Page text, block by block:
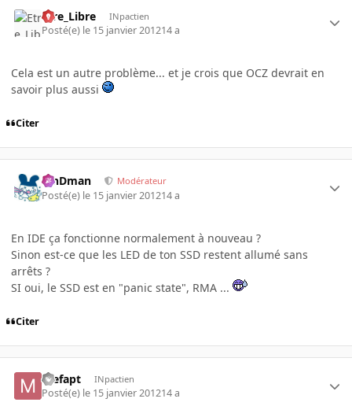
Etre_Libre INpactien
Posté(e) le 15 janvier 201214 a
Cela est un autre problème... et je crois que OCZ devrait en
savoir plus aussi
Citer
RinDman Modérateur
Posté(e) le 15 janvier 201214 a
En IDE ça fonctionne normalement à nouveau ?
Sinon est-ce que les LED de ton SSD restent allumé sans
arrêts ?
SI oui, le SSD est en "panic state", RMA ...
Citer
mefapt INpactien
Posté(e) le 15 janvier 201214 a